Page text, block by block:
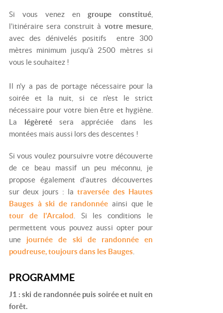
Si vous venez engroupe constitué
l'itinéraire sera construit à votre mesure
avec des dénivelés positifs entre 300
mètres minimum jusqu'à 2500 mètres si
vous le souhaitez !
Il n'y a pas de portage nécessaire pour la
soirée et la nuit, si ce n'est le strict
nécessaire pour votre bien être et hygiène.
La légèretésera appréciée dans les
montées mais aussi lors des descentes !
Si vous voulez poursuivre votre découverte
de ce beau massif un peu méconnu, je
propose également d'autres découvertes
sur deux jours : latraversée des Hautes
Bauges à ski de randonnée ainsi que le
tour de l'Arcalod . Si les conditions le
permettent vous pouvez aussi opter pour
unejournée de ski de randonnée en
poudreuse, toujours dans les Bauges
PROGRAMME
J1 : ski de randonnée puis soirée et nuit en
forêt.